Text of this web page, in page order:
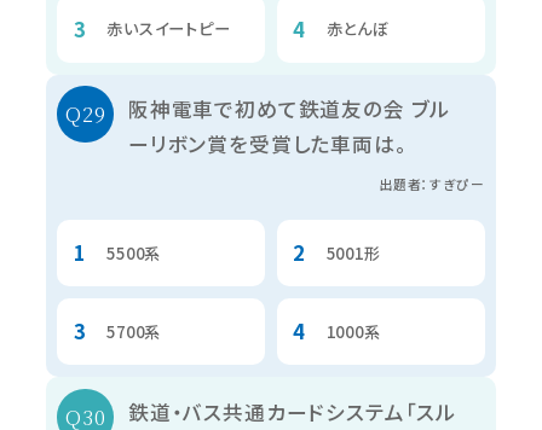
赤いスイートピー 赤とんぼ
阪神電車で初めて鉄道友の会 ブル
ーリボン賞を受賞した車両は。
出題者：すぎぴー
5500系 5001形
5700系 1000系
鉄道・バス共通カードシステム「スル